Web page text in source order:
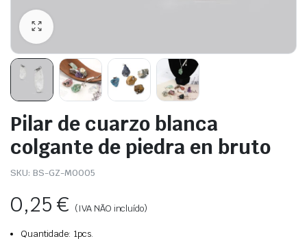
Pilar de cuarzo blanca
colgante de piedra en bruto
SKU: BS-GZ-M0005
0,25€ (IVA NÃO incluído)
Quantidade: 1pcs.